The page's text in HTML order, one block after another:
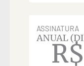
ASSINATURA
ANUAL
R$